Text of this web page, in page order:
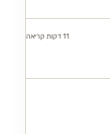
11 דקות קריאה